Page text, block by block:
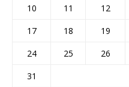
10
11 12
17
18 19
24
25 26
31